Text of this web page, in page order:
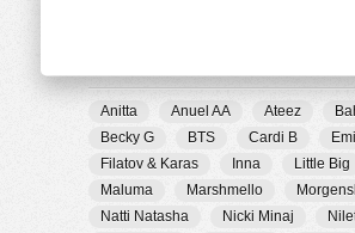
Anitta Anuel AA Ateez
Becky G
BTS Cardi B
Filatov & Karas
Inna
Little Big
Maluma
Marshmello
Natti Natasha
Nicki Minaj